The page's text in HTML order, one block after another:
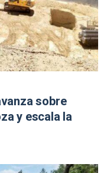
sobre
y escala la